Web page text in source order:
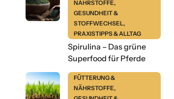
NÄHRSTOFFE,
GESUNDHEIT &
STOFFWECHSEL,
PRAXISTIPPS & ALLTAG
Spirulina – Das grüne
Superfood für Pferde
FÜTTERUNG &
NÄHRSTOFFE,